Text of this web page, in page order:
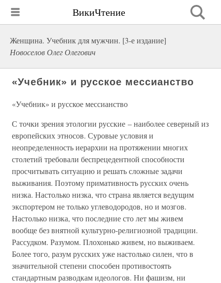
ВикиЧтение
Женщина. Учебник для мужчин. [3-е издание]
Новоселов Олег Олегович
«Учебник» и русское мессианство
«Учебник» и русское мессианство
С точки зрения этологии русские – наиболее северный из
европейских этносов. Суровые условия и
неопределенность иерархии на протяжении многих
столетий требовали беспрецедентной способности
просчитывать ситуацию и решать сложные задачи
выживания. Поэтому примативность русских очень
низка. Настолько низка, что страна является ведущим
экспортером не только углеводородов, но и мозгов.
Настолько низка, что последние сто лет мы живем
вообще без внятной культурно-религиозной традиции.
Рассудком. Разумом. Плохонько живем, но выживаем.
Более того, разум русских уже настолько силен, что в
значительной степени способен противостоять
стандартным разводкам идеологов. Ни фашизм, ни